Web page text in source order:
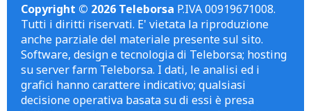
Copyright © 2026 Teleborsa P.IVA 00919671008.
Tutti i diritti riservati. E' vietata la riproduzione
anche parziale del materiale presente sul sito.
Software, design e tecnologia di Teleborsa; hosting
su server farm Teleborsa. I dati, le analisi ed i
grafici hanno carattere indicativo; qualsiasi
decisione operativa basata su di essi è presa